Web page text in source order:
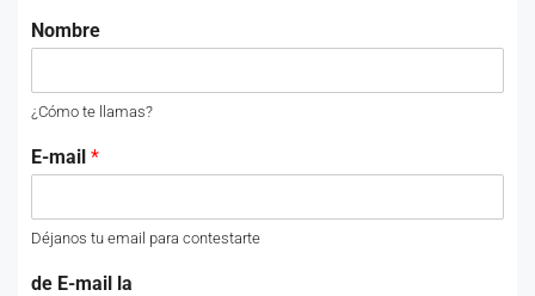
Nombre
¿Cómo te llamas?
E-mail *
Déjanos tu email para contestarte
de E-mail la